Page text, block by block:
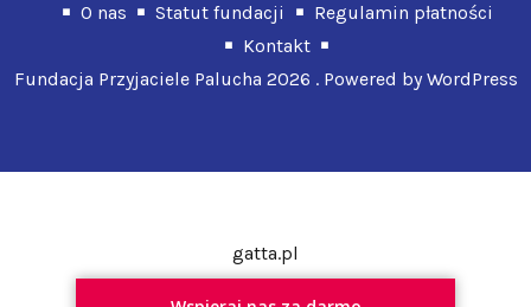
O nas Statut fundacji
Regulamin płatności
Kontakt
Fundacja Przyjaciele Palucha 2026 . Powered by WordPress
gatta.pl